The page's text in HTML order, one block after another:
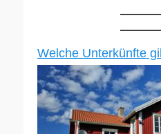
Welche Unterkünfte